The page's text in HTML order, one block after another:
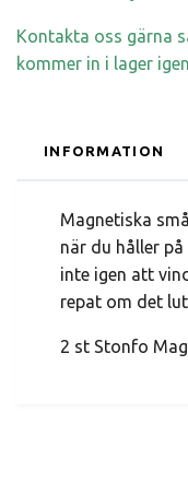
Kontakta oss gärna
kommer in i lager igen.
INFORMATION
Magnetiska
när du håller
inte igen att
repat om det
2 st Stonfo